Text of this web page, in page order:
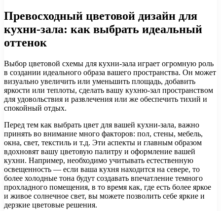
Превосходный цветовой дизайн для
кухни-зала: как выбрать идеальный
оттенок
Выбор цветовой схемы для кухни-зала играет огромную роль
в создании идеального образа вашего пространства. Он может
визуально увеличить или уменьшить площадь, добавить
яркости или теплоты, сделать вашу кухню-зал пространством
для удовольствия и развлечения или же обеспечить тихий и
спокойный отдых.
Перед тем как выбрать цвет для вашей кухни-зала, важно
принять во внимание много факторов: пол, стены, мебель,
окна, свет, текстиль и т.д. Эти аспекты и главным образом
вдохновят вашу цветовую палитру и оформление вашей
кухни. Например, необходимо учитывать естественную
освещенность — если ваша кухня находится на севере, то
более холодные тона будут создавать впечатление темного
прохладного помещения, в то время как, где есть более яркое
и живое солнечное свет, вы можете позволить себе яркие и
дерзкие цветовые решения.